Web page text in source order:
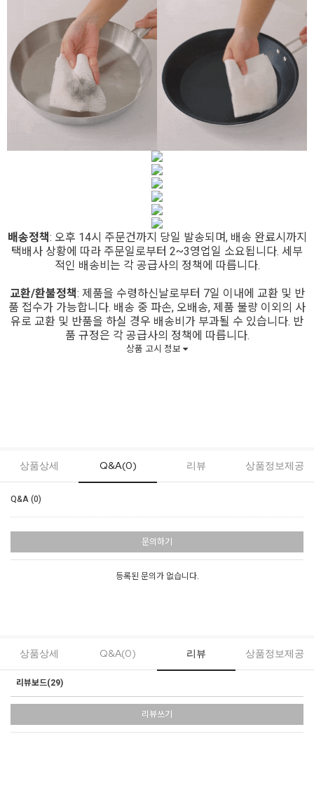
배송정책: 오후 14시 주문건까지 당일 발송되며, 배송 완료시까지
택배사 상황에 따라 주문일로부터 2~3영업일 소요됩니다. 세부
적인 배송비는 각 공급사의 정책에 따릅니다.
교환/환불정책: 제품을 수령하신날로부터 7일 이내에 교환 및 반
품 접수가 가능합니다. 배송 중 파손, 오배송, 제품 불량 이외의 사
유로 교환 및 반품을 하실 경우 배송비가 부과될 수 있습니다. 반
품 규정은 각 공급사의 정책에 따릅니다.
상품 고시 정보
상품상세 Q&A(0) 리뷰 상품정보제공
Q&A (0)
문의하기
등록된 문의가 없습니다.
상품상세 Q&A(0) 리뷰 상품정보제공
리뷰보드(29)
리뷰쓰기